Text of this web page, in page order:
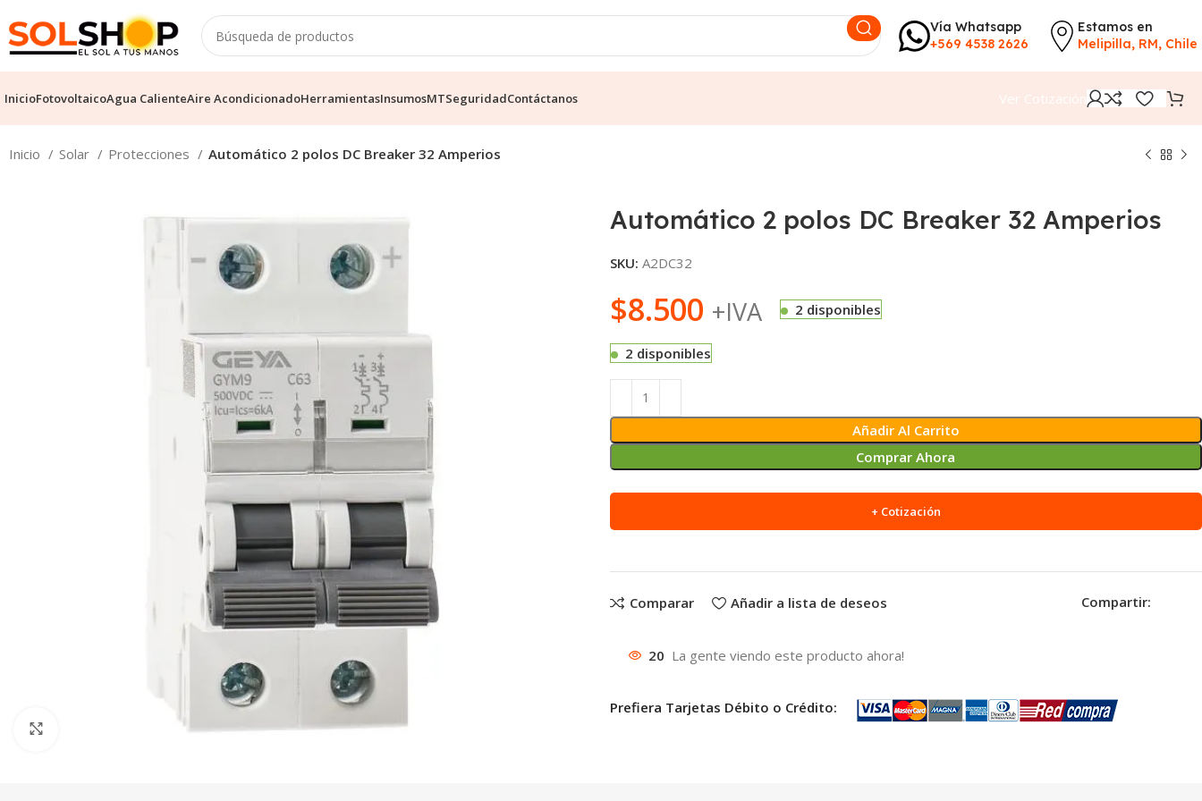
Vía Whatsapp
+569 4538 2626
Estamos en
Melipilla, RM, Chile
InicioFotovoltaicoAgua CalienteAire AcondicionadoHerramientasInsumosMTSeguridadContáctanos Ver Cotización
Inicio Solar Protecciones Automático 2 polos DC Breaker 32 Amperios
Haga Click para agrandar
Automático 2 polos DC Breaker 32 Amperios
SKU: A2DC32
$8.500 +IVA 2 disponibles
2 disponibles
Añadir Al Carrito
Comprar Ahora
Alternative:
+ Cotización
Comparar Añadir a lista de deseos Compartir:
20 La gente viendo este producto ahora!
Prefiera Tarjetas Débito o Crédito: